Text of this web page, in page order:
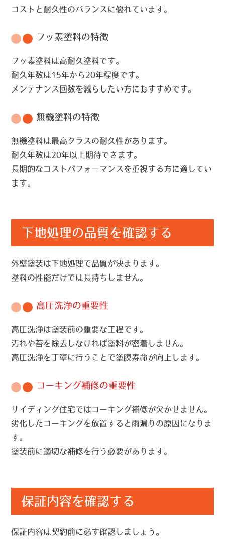
コストと耐久性のバランスに優れています。
フッ素塗料の特徴
フッ素塗料は高耐久塗料です。
耐久年数は15年から20年程度です。
メンテナンス回数を減らしたい方におすすめです。
無機塗料の特徴
無機塗料は最高クラスの耐久性があります。
耐久年数は20年以上期待できます。
長期的なコストパフォーマンスを重視する方に適してい
ます。
下地処理の品質を確認する
外壁塗装は下地処理で品質が決まります。
塗料の性能だけでは長持ちしません。
高圧洗浄の重要性
高圧洗浄は塗装前の重要な工程です。
汚れや苔を除去しなければ塗料が密着しません。
高圧洗浄を丁寧に行うことで塗膜寿命が向上します。
コーキング補修の重要性
サイディング住宅ではコーキング補修が欠かせません。
劣化したコーキングを放置すると雨漏りの原因になりま
す。
塗装前に適切な補修を行う必要があります。
保証内容を確認する
保証内容は契約前に必ず確認しましょう。